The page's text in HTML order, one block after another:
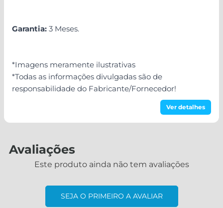
Ver detalhes
Garantia: 3 Meses.
*Imagens meramente ilustrativas
*Todas as informações divulgadas são de
responsabilidade do Fabricante/Fornecedor!
Avaliações
Este produto ainda não tem avaliações
SEJA O PRIMEIRO A AVALIAR